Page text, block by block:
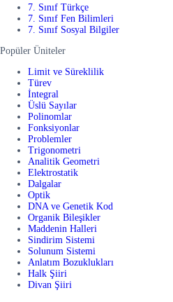
7. Sınıf Türkçe
7. Sınıf Fen Bilimleri
7. Sınıf Sosyal Bilgiler
Popüler Üniteler
Limit ve Süreklilik
Türev
İntegral
Üslü Sayılar
Polinomlar
Fonksiyonlar
Problemler
Trigonometri
Analitik Geometri
Elektrostatik
Dalgalar
Optik
DNA ve Genetik Kod
Organik Bileşikler
Maddenin Halleri
Sindirim Sistemi
Solunum Sistemi
Anlatım Bozuklukları
Halk Şiiri
Divan Şiiri